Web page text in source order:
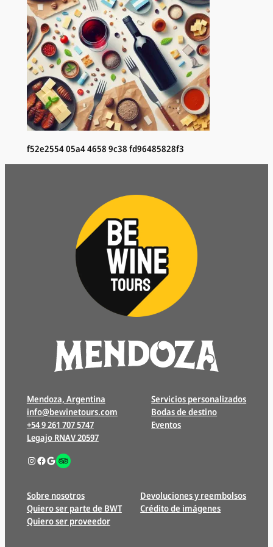
f52e2554 05a4 4658 9c38 fd96485828f3
Mendoza, Argentina
info@bewinetours.com
+54 9 261 707 5747
Legajo RNAV 20597
Instagram
Facebook
Google
Enlace
Servicios personalizados
Bodas de destino
Eventos
Sobre nosotros
Quiero ser parte de BWT
Quiero ser proveedor
Devoluciones y reembolsos
Crédito de imágenes